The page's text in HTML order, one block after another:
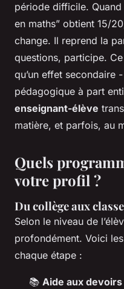
période difficile.
en maths” obtient 15/
change. Il reprend la
questions, participe.
qu’un effet secondaire
pédagogique à part
enseignant-élève
matière, et parfois, au
Quels
votre profil ?
Du collège aux
Selon le niveau de
profondément. Voici
chaque étape :
📚 Aide aux